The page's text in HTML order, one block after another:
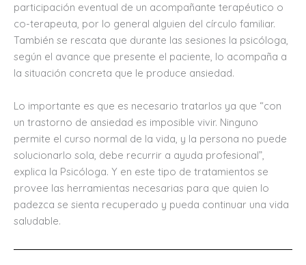
participación eventual de un acompañante terapéutico o
co-terapeuta, por lo general alguien del círculo familiar.
También se rescata que durante las sesiones la psicóloga,
según el avance que presente el paciente, lo acompaña a
la situación concreta que le produce ansiedad.
Lo importante es que es necesario tratarlos ya que “con
un trastorno de ansiedad es imposible vivir. Ninguno
permite el curso normal de la vida, y la persona no puede
solucionarlo sola, debe recurrir a ayuda profesional”,
explica la Psicóloga. Y en este tipo de tratamientos se
provee las herramientas necesarias para que quien lo
padezca se sienta recuperado y pueda continuar una vida
saludable.